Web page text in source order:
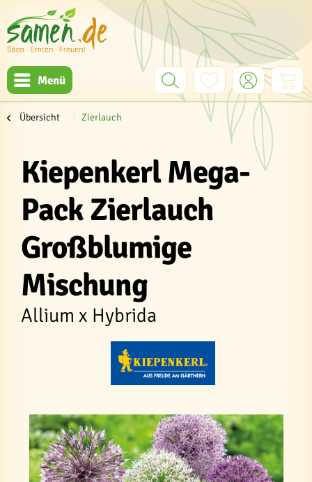
Menü
Übersicht Zierlauch
Kiepenkerl Mega-
Pack Zierlauch
Großblumige
Mischung
Allium x Hybrida